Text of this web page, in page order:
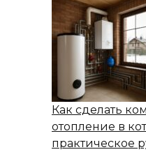
Как сделать
отопление в
практическое